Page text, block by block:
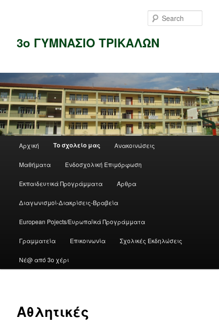
3ο ΓΥΜΝΑΣΙΟ ΤΡΙΚΑΛΩΝ
Αρχική Το σχολείο μας Ανακοινώσεις
Μαθήματα Ενδοσχολική Επιμόρφωση
Εκπαιδευτικά Προγράμματα Άρθρα
Διαγωνισμοί-Διακρίσεις-Βραβεία
European Pojects/Ευρωπαϊκά Προγράμματα
Γραμματεία Επικοινωνία Σχολικές Εκδηλώσεις
Νέ@ από 3ο χέρι
Αθλητικές